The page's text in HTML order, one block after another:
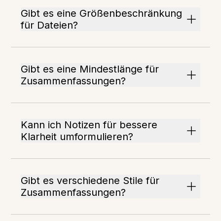
Gibt es eine Größenbeschränkung
für Dateien?
Gibt es eine Mindestlänge für
Zusammenfassungen?
Kann ich Notizen für bessere
Klarheit umformulieren?
Gibt es verschiedene Stile für
Zusammenfassungen?